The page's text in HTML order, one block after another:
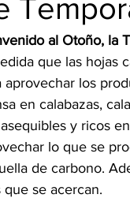
al Otoño, la
que las hojas
aprovechar los
en calabazas,
y ricos
lo que se
de carbono.
que se acercan.